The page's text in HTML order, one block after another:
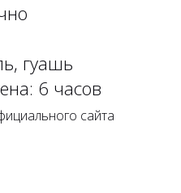
гуашь
6 часов
сайта